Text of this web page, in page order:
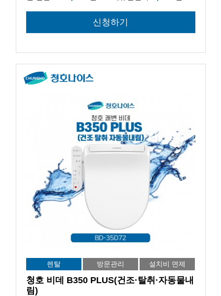
렌탈 방문관리 설치비 면제
청호 비데 B350 PLUS(건조·탈취·자동물내
림)